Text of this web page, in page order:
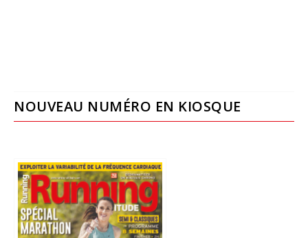
NOUVEAU NUMÉRO EN KIOSQUE